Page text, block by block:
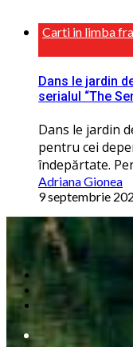
Carti in limba
Dans le jardin
serialul “The
Dans le jardin
pentru cei
îndepărtate.
Adriana Gionea
9 septembrie